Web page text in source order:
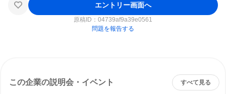
エントリー画面へ
原稿ID： 04739af9a39e0561
問題を報告する
この企業の説明会・イベント すべて見る